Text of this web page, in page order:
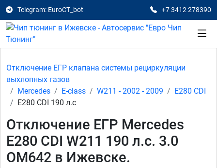
Telegram: EuroCT_bot +7 3412 278390
Отключение ЕГР клапана системы рециркуляции
выхлопных газов
Mercedes
E-class W211 - 2002 - 2009
E280 CDI
E280 CDI 190 л.с
Отключение ЕГР Mercedes
E280 CDI W211 190 л.с. 3.0
OM642 в Ижевске.